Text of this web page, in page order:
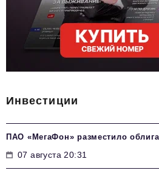
Инвестиции
ПАО «МегаФон» разместило
07 августа 20:31